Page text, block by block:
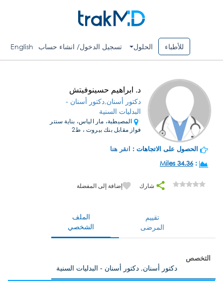
للأطباء الحلول تسجيل الدخول/ انشاء حساب English
د. ابراهيم حسينوفيتش
دكتور أسنان,دكتور أسنان -
البدليات السنية
المصيطبة، مار الياس، بناية سنتر
فواز مقابل بنك بيروت ، ط2
الحصول على الاتجاهات : انقر هنا
:
34.36 Miles
شارك إضافة إلى المفضلة
الملف
الشخصي
تقييم
المرضى
التخصص
دكتور أسنان, دكتور أسنان - البدليات السنية